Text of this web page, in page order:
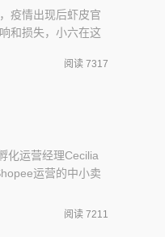
疫情出现后虾皮官
和损失，小六在这
皮的新卖家将享受
阅读 7317
化运营经理Cecilia
运营的中小卖
下里都认为Shopee
阅读 7211